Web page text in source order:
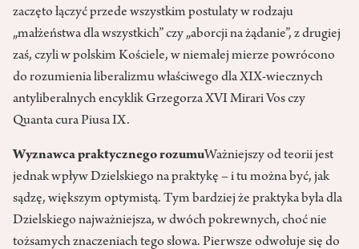
zaczęto łączyć przede wszystkim postulaty w rodzaju
„małżeństwa dla wszystkich” czy „aborcji na żądanie”, z drugiej
zaś, czyli w polskim Kościele, w niemałej mierze powrócono
do rozumienia liberalizmu właściwego dla XIX-wiecznych
antyliberalnych encyklik Grzegorza XVI Mirari Vos czy
Quanta cura Piusa IX.
Wyznawca praktycznego rozumuWażniejszy od teorii jest
jednak wpływ Dzielskiego na praktykę – i tu można być, jak
sądzę, większym optymistą. Tym bardziej że praktyka była dla
Dzielskiego najważniejsza, w dwóch pokrewnych, choć nie
tożsamych znaczeniach tego słowa. Pierwsze odwołuje się do